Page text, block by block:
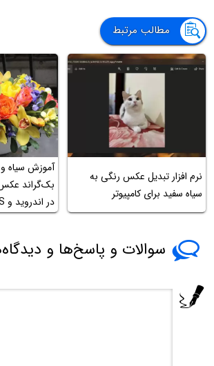
مطالب مرتبط
نرم افزار تبدیل عکس رنگی به
سیاه سفید برای کامپیوتر
آموزش سیاه
در اندروید و iOS
سوالات و پاسخ‌ها و